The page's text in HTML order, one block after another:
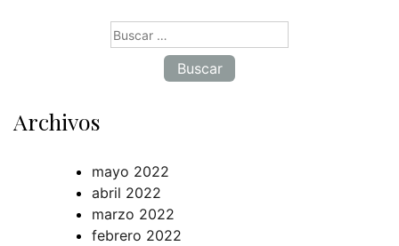
Archivos
mayo 2022
abril 2022
marzo 2022
febrero 2022